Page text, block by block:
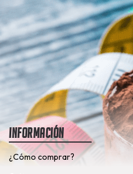
Información
¿Cómo comprar?